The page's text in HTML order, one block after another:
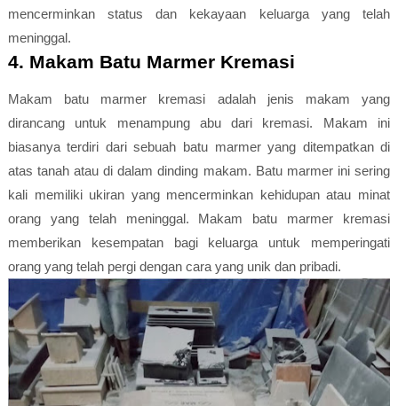
mencerminkan status dan kekayaan keluarga yang telah
meninggal.
4. Makam Batu Marmer Kremasi
Makam batu marmer kremasi adalah jenis makam yang
dirancang untuk menampung abu dari kremasi. Makam ini
biasanya terdiri dari sebuah batu marmer yang ditempatkan di
atas tanah atau di dalam dinding makam. Batu marmer ini sering
kali memiliki ukiran yang mencerminkan kehidupan atau minat
orang yang telah meninggal. Makam batu marmer kremasi
memberikan kesempatan bagi keluarga untuk memperingati
orang yang telah pergi dengan cara yang unik dan pribadi.